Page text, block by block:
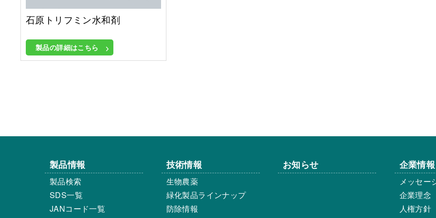
石原トリフミン水和剤
製品の詳細はこちら
製品情報
製品検索
SDS一覧
JANコード一覧
技術情報
生物農薬
緑化製品ラインナップ
防除情報
お知らせ 企業情報
メッセー
企業理念
人権方針